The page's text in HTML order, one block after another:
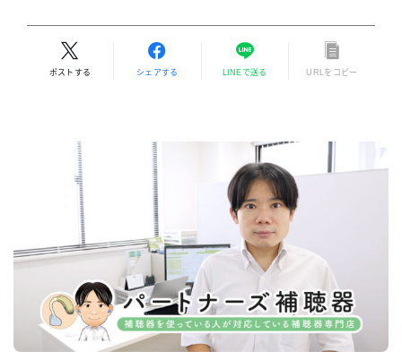
ポストする シェアする LINEで送る URLをコピー